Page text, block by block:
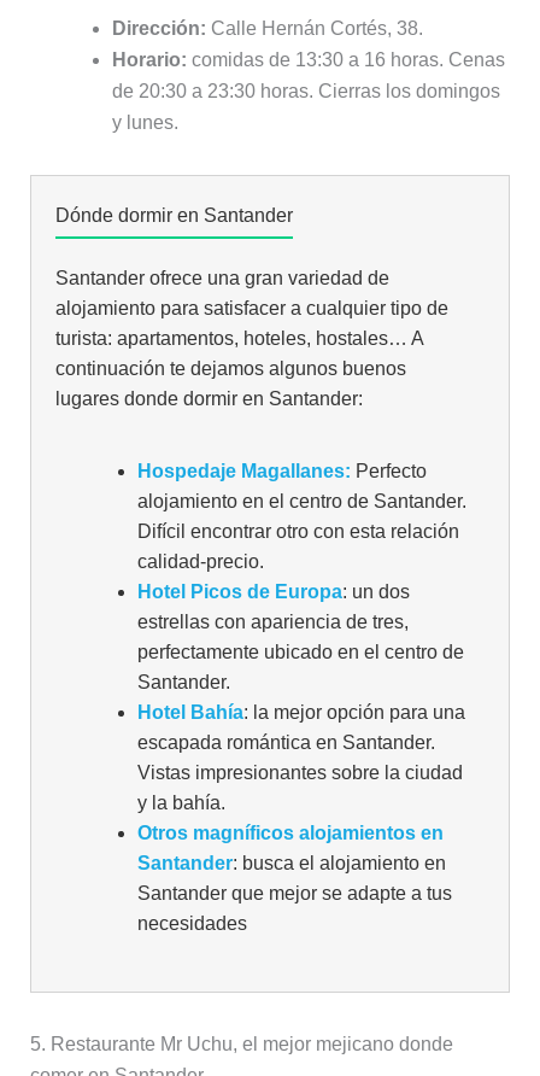
Dirección: Calle Hernán Cortés, 38.
Horario: comidas de 13:30 a 16 horas. Cenas
de 20:30 a 23:30 horas. Cierras los domingos
y lunes.
Dónde dormir en Santander
Santander ofrece una gran variedad de
alojamiento para satisfacer a cualquier tipo de
turista: apartamentos, hoteles, hostales… A
continuación te dejamos algunos buenos
lugares donde dormir en Santander:
Hospedaje Magallanes: Perfecto
alojamiento en el centro de Santander.
Difícil encontrar otro con esta relación
calidad-precio.
Hotel Picos de Europa: un dos
estrellas con apariencia de tres,
perfectamente ubicado en el centro de
Santander.
Hotel Bahía: la mejor opción para una
escapada romántica en Santander.
Vistas impresionantes sobre la ciudad
y la bahía.
Otros magníficos alojamientos en
Santander: busca el alojamiento en
Santander que mejor se adapte a tus
necesidades
5. Restaurante Mr Uchu, el mejor mejicano donde